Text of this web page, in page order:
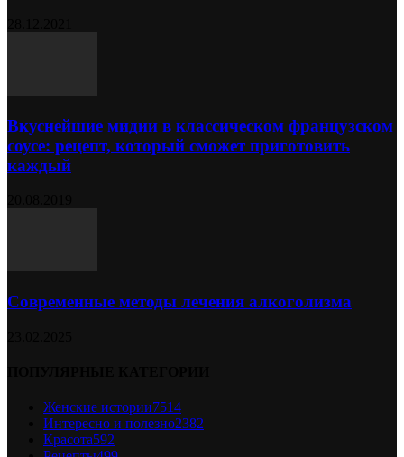
Вкуснейшие мидии в классическом французском
соусе: рецепт, который сможет приготовить
каждый
Современные методы лечения алкоголизма
Женские истории7514
Интересно и полезно2382
Красота592